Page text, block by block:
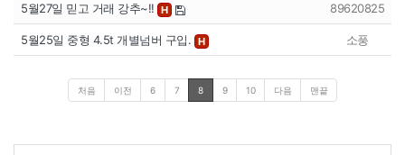
5월27일 믿고 거래 강추~!! H 89620825
5월25일 중형 4.5t 개별넘버 구입. H 소풍
처음 이전 6 7 8 9 10 다음 맨끝